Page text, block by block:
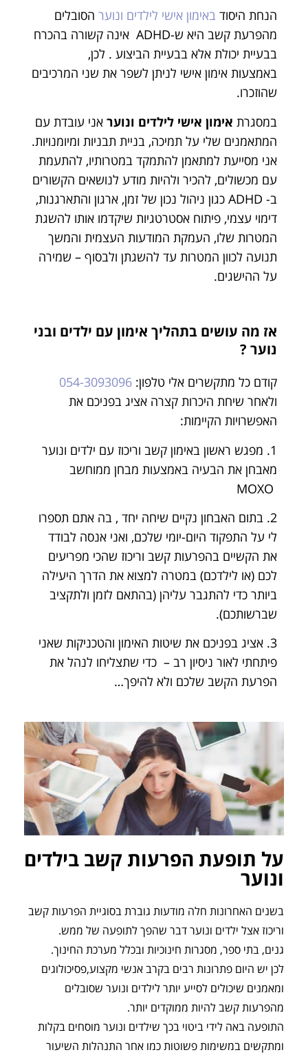
הנחת היסוד באימון אישי לילדים ונוער הסובלים
מהפרעת קשב היא ש-ADHD אינה קשורה בהכרח
בבעיית יכולת אלא בבעיית הביצוע . לכן,
באמצעות אימון אישי לניתן לשפר את שני המרכיבים
שהוזכרו.
במסגרת אימון אישי לילדים ונוער אני עובדת עם
המתאמנים שלי על תמיכה, בניית תבניות ומיומנויות.
אני מסייעת למתאמן להתמקד במטרותיו, להתעמת
עם מכשולים, להכיר ולהיות מודע לנושאים הקשורים
ב- ADHD כגון ניהול נכון של זמן, ארגון והתארגנות,
דימוי עצמי, פיתוח אסטרטגיות שיקדמו אותו להשגת
המטרות שלו, העמקת המודעות העצמית והמשך
תנועה לכוון המטרות עד להשגתן ולבסוף – שמירה
על ההישגים.
אז מה עושים בתהליך אימון עם ילדים ובני
נוער ?
קודם כל מתקשרים אלי טלפון: 054-3093096
ולאחר שיחת היכרות קצרה אציג בפניכם את
האפשרויות הקיימות:
1. מפגש ראשון באימון קשב וריכוז עם ילדים ונוער
מאבחן את הבעיה באמצעות מבחן ממוחשב
2. בתום האבחון נקיים שיחה יחד , בה אתם תספרו
לי על התפקוד היום-יומי שלכם, ואני אנסה לבודד
את הקשיים בהפרעות קשב וריכוז שהכי מפריעים
לכם (או לילדכם) במטרה למצוא את הדרך היעילה
ביותר כדי להתגבר עליהן (בהתאם לזמן ולתקציב
שברשותכם).
3. אציג בפניכם את שיטות האימון והטכניקות שאני
פיתחתי לאור ניסיון רב – כדי שתצליחו לנהל את
הפרעת הקשב שלכם ולא להיפך…
על תופעת הפרעות קשב בילדים
ונוער
בשנים האחרונות חלה מודעות גוברת בסוגיית הפרעות קשב
וריכוז אצל ילדים ונוער דבר שהפך לתופעה של ממש.
גנים, בתי ספר, מסגרות חינוכיות ובכלל מערכת החינוך.
לכן יש היום פתרונות רבים בקרב אנשי מקצוע,פסיכולוגים
ומאמנים שיכולים לסייע יותר לילדים ונוער שסובלים
מהפרעות קשב להיות ממוקדים יותר.
התופעה באה לידי ביטוי בכך שילדים ונוער מוסחים בקלות
ומתקשים במשימות פשוטות כמו אחר התנהלות השיעור